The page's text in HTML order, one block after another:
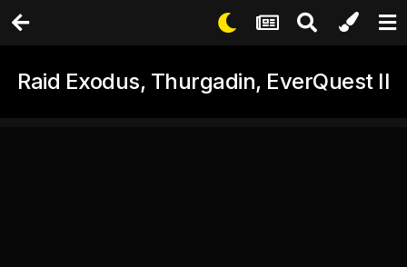
Raid Exodus, Thurgadin, EverQuest II